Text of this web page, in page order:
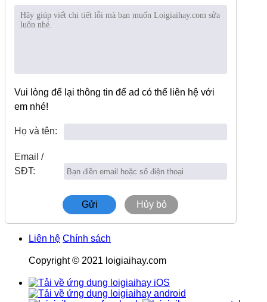
Vui lòng để lại thông tin để ad có thể liên hệ với
em nhé!
Họ và tên:
Email /
SĐT:
Gửi Hủy bỏ
Liên hệ Chính sách
Copyright © 2021 loigiaihay.com